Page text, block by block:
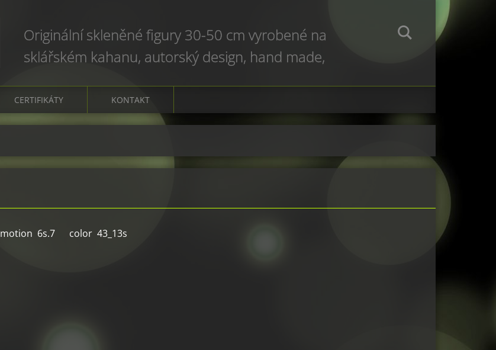
Originální skleněné figury 30-50 cm vyrobené na
sklářském kahanu, autorský design, hand made,
CERTIFIKÁTY KONTAKT
motion 6s.7 color 43_13s